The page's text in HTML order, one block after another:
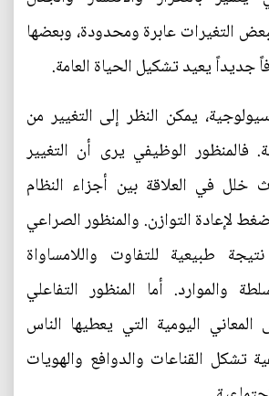
التغيرات عابرة ومحدودة، وبعضها
جديداً يعيد تشكيل الحياة العامة.
يمكن النظر إلى التغيير من
فالمنظور الوظيفي يرى أن التغيير
في العلاقة بين أجزاء النظام
لإعادة التوازن. والمنظور الصراعي
طبيعية للتفاوت واللامساواة
والموارد. أما المنظور التفاعلي
اليومية التي يعطيها الناس
تشكل القناعات والدوافع والهويات